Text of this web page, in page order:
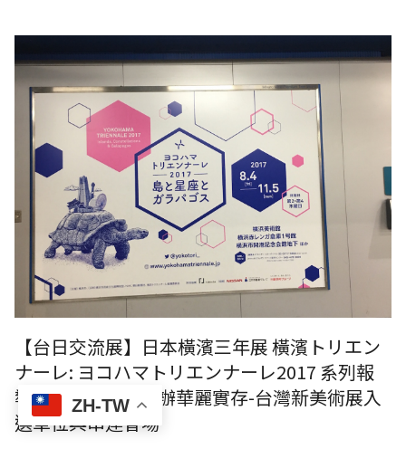
ZH-TW
列報導：RUMOTAN主辦華麗實存-台灣新美術展入選單位與串連會場
【台日交流展】日本橫濱三年展 橫濱トリエン
ナーレ: ヨコハマトリエンナーレ2017 系列報
導：RUMOTAN主辦華麗實存-台灣新美術展入
選單位與串連會場